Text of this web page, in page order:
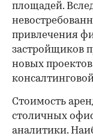
площадей.
привлечения
застройщиков
новых
Стоимость
столичных
аналитики.